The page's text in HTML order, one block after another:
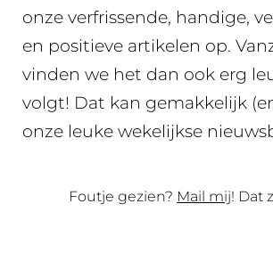
onze verfrissende, handige,
en positieve artikelen op.
vinden we het dan ook erg
volgt! Dat kan gemakkelijk
onze leuke wekelijkse
Foutje gezien? Mail mij! Dat